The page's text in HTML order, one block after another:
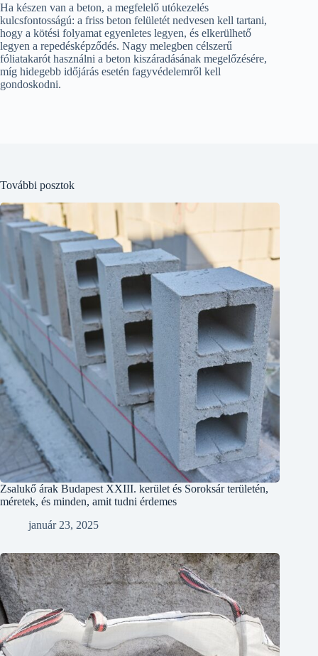
Ha készen van a beton, a megfelelő utókezelés
kulcsfontosságú: a friss beton felületét nedvesen kell tartani,
hogy a kötési folyamat egyenletes legyen, és elkerülhető
legyen a repedésképződés. Nagy melegben célszerű
fóliatakarót használni a beton kiszáradásának megelőzésére,
míg hidegebb időjárás esetén fagyvédelemről kell
gondoskodni.
További posztok
Zsalukő árak Budapest XXIII. kerület és Soroksár területén,
méretek, és minden, amit tudni érdemes
január 23, 2025